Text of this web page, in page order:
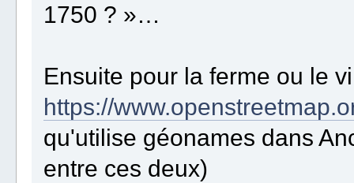
1750 ? »…
Ensuite pour la ferme ou le
https://
qu'utilise géonames dans
entre ces deux)